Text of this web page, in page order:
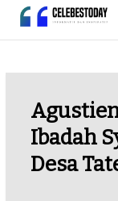
Skip
Informatif dan
Ibadah
Desa